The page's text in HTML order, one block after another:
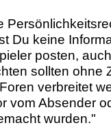
Du keine
posten,
sollten ohne
verbreitet
vom Absender
wurden."